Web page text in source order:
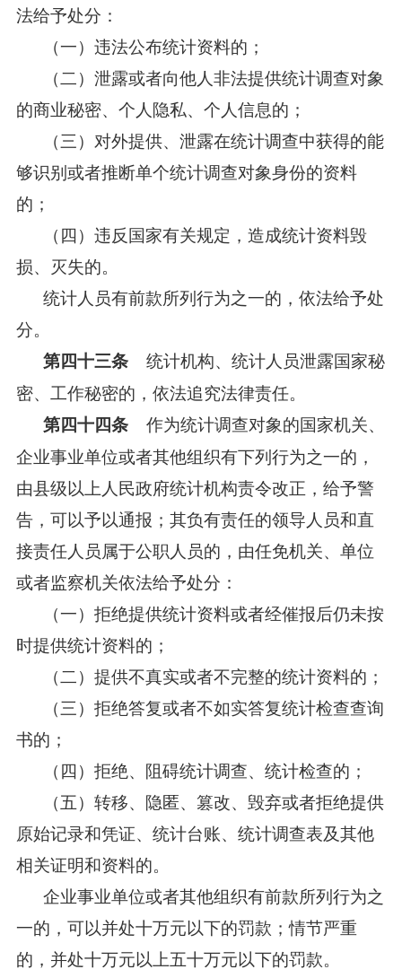
法给予处分：
（一）违法公布统计资料的；
（二）泄露或者向他人非法提供统计调查对象
的商业秘密、个人隐私、个人信息的；
（三）对外提供、泄露在统计调查中获得的能
够识别或者推断单个统计调查对象身份的资料
的；
（四）违反国家有关规定，造成统计资料毁
损、灭失的。
统计人员有前款所列行为之一的，依法给予处
分。
第四十三条统计机构、统计人员泄露国家秘
密、工作秘密的，依法追究法律责任。
第四十四条作为统计调查对象的国家机关、
企业事业单位或者其他组织有下列行为之一的，
由县级以上人民政府统计机构责令改正，给予警
告，可以予以通报；其负有责任的领导人员和直
接责任人员属于公职人员的，由任免机关、单位
或者监察机关依法给予处分：
（一）拒绝提供统计资料或者经催报后仍未按
时提供统计资料的；
（二）提供不真实或者不完整的统计资料的；
（三）拒绝答复或者不如实答复统计检查查询
书的；
（四）拒绝、阻碍统计调查、统计检查的；
（五）转移、隐匿、篡改、毁弃或者拒绝提供
原始记录和凭证、统计台账、统计调查表及其他
相关证明和资料的。
企业事业单位或者其他组织有前款所列行为之
一的，可以并处十万元以下的罚款；情节严重
的，并处十万元以上五十万元以下的罚款。